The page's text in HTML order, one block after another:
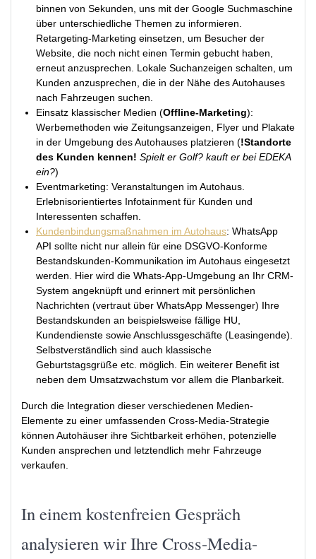
binnen von Sekunden, uns mit der Google Suchmaschine
über unterschiedliche Themen zu informieren.
Retargeting-Marketing einsetzen, um Besucher der
Website, die noch nicht einen Termin gebucht haben,
erneut anzusprechen. Lokale Suchanzeigen schalten, um
Kunden anzusprechen, die in der Nähe des Autohauses
nach Fahrzeugen suchen.
Einsatz klassischer Medien (Offline-Marketing):
Werbemethoden wie Zeitungsanzeigen, Flyer und Plakate
in der Umgebung des Autohauses platzieren (!Standorte
des Kunden kennen! Spielt er Golf? kauft er bei EDEKA
ein?)
Eventmarketing: Veranstaltungen im Autohaus.
Erlebnisorientiertes Infotainment für Kunden und
Interessenten schaffen.
Kundenbindungsmaßnahmen im Autohaus: WhatsApp
API sollte nicht nur allein für eine DSGVO-Konforme
Bestandskunden-Kommunikation im Autohaus eingesetzt
werden. Hier wird die Whats-App-Umgebung an Ihr CRM-
System angeknüpft und erinnert mit persönlichen
Nachrichten (vertraut über WhatsApp Messenger) Ihre
Bestandskunden an beispielsweise fällige HU,
Kundendienste sowie Anschlussgeschäfte (Leasingende).
Selbstverständlich sind auch klassische
Geburtstagsgrüße etc. möglich. Ein weiterer Benefit ist
neben dem Umsatzwachstum vor allem die Planbarkeit.
Durch die Integration dieser verschiedenen Medien-
Elemente zu einer umfassenden Cross-Media-Strategie
können Autohäuser ihre Sichtbarkeit erhöhen, potenzielle
Kunden ansprechen und letztendlich mehr Fahrzeuge
verkaufen.
In einem kostenfreien Gespräch
analysieren wir Ihre Cross-Media-